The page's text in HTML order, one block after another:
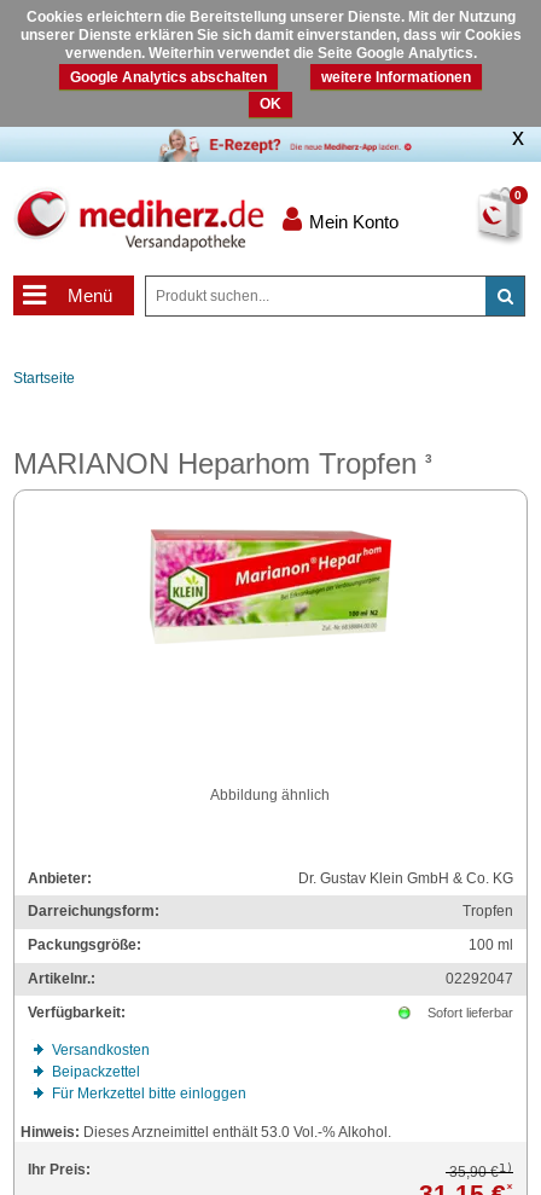
Cookies erleichtern die Bereitstellung unserer Dienste. Mit der Nutzung
unserer Dienste erklären Sie sich damit einverstanden, dass wir Cookies
verwenden. Weiterhin verwendet die Seite Google Analytics.
Google Analytics abschalten
weitere Informationen
OK
0
Mein Konto
Menü
Startseite
MARIANON Heparhom Tropfen3
Abbildung ähnlich
Anbieter:
Dr. Gustav Klein GmbH & Co. KG
Darreichungsform:
Tropfen
Packungsgröße:
100ml
Artikelnr.:
02292047
Verfügbarkeit:
Sofort lieferbar
Versandkosten
Beipackzettel
Für Merkzettel bitte einloggen
Hinweis: Dieses Arzneimittel enthält 53.0 Vol.-% Alkohol.
Ihr Preis: 35,90 €1)
*